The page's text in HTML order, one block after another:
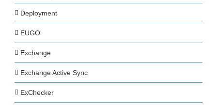
Deployment
EUGO
Exchange
Exchange Active Sync
ExChecker